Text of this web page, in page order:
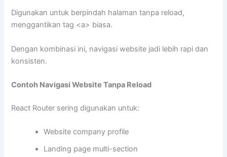
Digunakan untuk berpindah halaman tanpa reload,
menggantikan tag <a> biasa.
Dengan kombinasi ini, navigasi website jadi lebih rapi dan
konsisten.
Contoh Navigasi Website Tanpa Reload
React Router sering digunakan untuk:
Website company profile
Landing page multi-section